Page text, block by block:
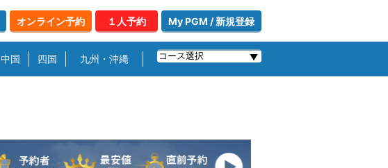
オンライン予約 １人予約 My PGM / 新規登録
中国 四国 九州・沖縄